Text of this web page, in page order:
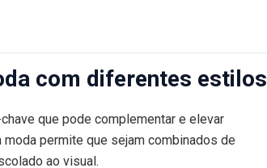
com diferentes estilos
que pode complementar e elevar
permite que sejam combinados de
ao visual.